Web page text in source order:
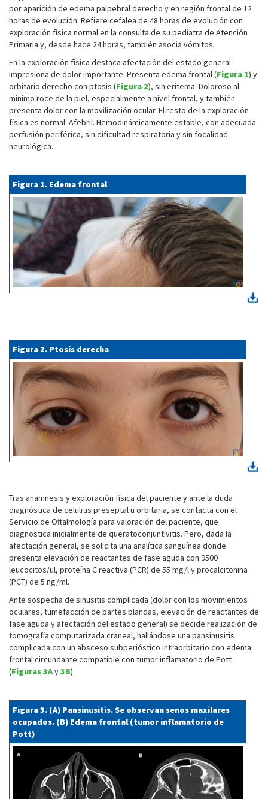
por aparición de edema palpebral derecho y en región frontal de 12
horas de evolución. Refiere cefalea de 48 horas de evolución con
exploración física normal en la consulta de su pediatra de Atención
Primaria y, desde hace 24 horas, también asocia vómitos.
En la exploración física destaca afectación del estado general.
Impresiona de dolor importante. Presenta edema frontal (Figura 1) y
orbitario derecho con ptosis (Figura 2), sin eritema. Doloroso al
mínimo roce de la piel, especialmente a nivel frontal, y también
presenta dolor con la movilización ocular. El resto de la exploración
física es normal. Afebril. Hemodinámicamente estable, con adecuada
perfusión periférica, sin dificultad respiratoria y sin focalidad
neurológica.
Figura 1. Edema frontal
Figura 2. Ptosis derecha
Tras anamnesis y exploración física del paciente y ante la duda
diagnóstica de celulitis preseptal u orbitaria, se contacta con el
Servicio de Oftalmología para valoración del paciente, que
diagnostica inicialmente de queratoconjuntivitis. Pero, dada la
afectación general, se solicita una analítica sanguínea donde
presenta elevación de reactantes de fase aguda con 9500
leucocitos/ul, proteína C reactiva (PCR) de 55 mg/l y procalcitonina
(PCT) de 5 ng/ml.
Ante sospecha de sinusitis complicada (dolor con los movimientos
oculares, tumefacción de partes blandas, elevación de reactantes de
fase aguda y afectación del estado general) se decide realización de
tomografía computarizada craneal, hallándose una pansinusitis
complicada con un absceso subperióstico intraorbitario con edema
frontal circundante compatible con tumor inflamatorio de Pott
(Figuras 3Ay3B).
Figura 3. (A) Pansinusitis. Se observan senos maxilares
ocupados. (B) Edema frontal (tumor inflamatorio de
Pott)